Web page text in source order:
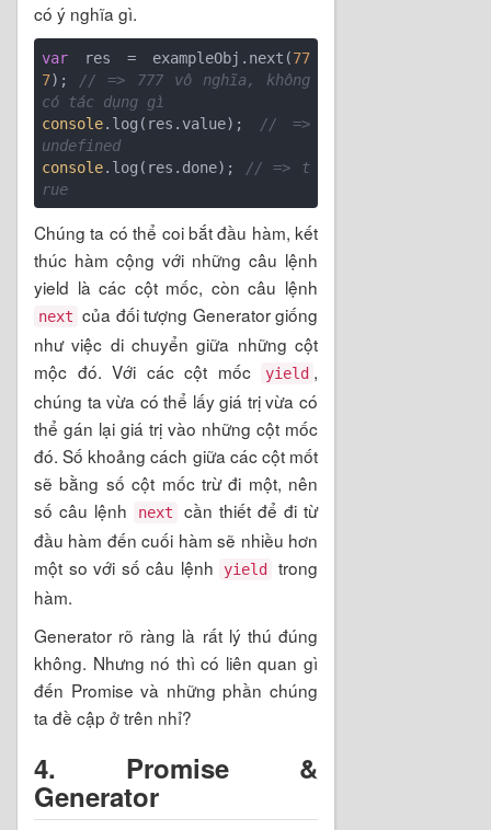
có ý nghĩa gì.
var res = exampleObj.next(77
7);
// => 777 vô nghĩa, không
có tác dụng gì
console.log(res.value);
// =>
undefined
console.log(res.done);
// => t
rue
Chúng ta có thể coi bắt đầu hàm, kết
thúc hàm cộng với những câu lệnh
yield là các cột mốc, còn câu lệnh
next của đối tượng Generator giống
như việc di chuyển giữa những cột
mộc đó. Với các cột mốc
yield ,
chúng ta vừa có thể lấy giá trị vừa có
thể gán lại giá trị vào những cột mốc
đó. Số khoảng cách giữa các cột mốt
sẽ bằng số cột mốc trừ đi một, nên
số câu lệnh
next
cần thiết để đi từ
đầu hàm đến cuối hàm sẽ nhiều hơn
một so với số câu lệnh
yield
trong
hàm.
Generator rõ ràng là rất lý thú đúng
không. Nhưng nó thì có liên quan gì
đến Promise và những phần chúng
ta đề cập ở trên nhỉ?
4. Promise &
Generator